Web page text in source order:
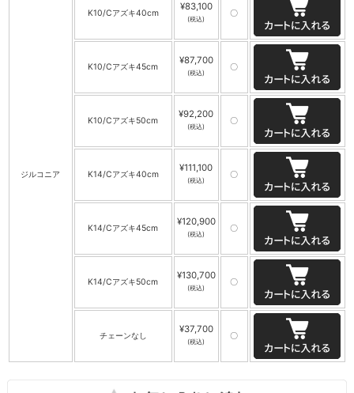
ジルコニア
K10/Cアズキ40cm
¥83,100
(税込)
〇
K10/Cアズキ45cm
¥87,700
(税込)
〇
K10/Cアズキ50cm
¥92,200
(税込)
〇
K14/Cアズキ40cm
¥111,100
(税込)
〇
K14/Cアズキ45cm
¥120,900
(税込)
〇
K14/Cアズキ50cm
¥130,700
(税込)
〇
チェーンなし
¥37,700
(税込)
〇